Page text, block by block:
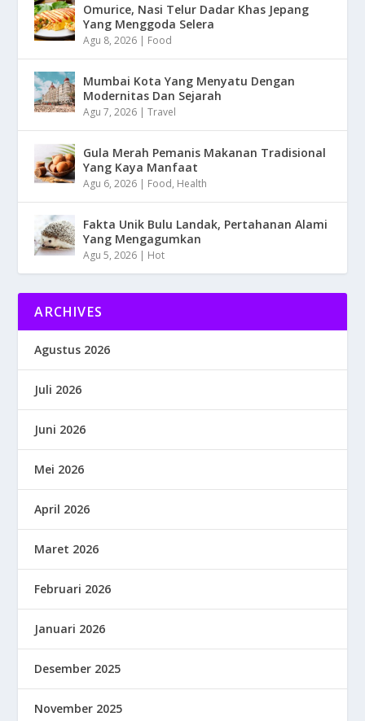
Omurice, Nasi Telur Dadar Khas Jepang
Yang Menggoda Selera
Agu 8, 2026 | Food
Mumbai Kota Yang Menyatu Dengan
Modernitas Dan Sejarah
Agu 7, 2026 |Travel
Gula Merah Pemanis Makanan Tradisional
Yang Kaya Manfaat
Agu 6, 2026 | Food, Health
Fakta Unik Bulu Landak, Pertahanan Alami
Yang Mengagumkan
Agu 5, 2026 | Hot
ARCHIVES
Agustus 2026
Juli 2026
Juni 2026
Mei 2026
April 2026
Maret 2026
Februari 2026
Januari 2026
Desember 2025
November 2025